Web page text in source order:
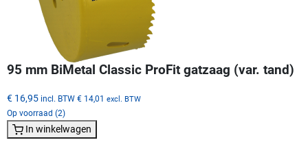
95 mm BiMetal Classic ProFit gatzaag (var. tand)
€ 16,95 incl. BTW € 14,01 excl. BTW
Op voorraad (2)
In winkelwagen